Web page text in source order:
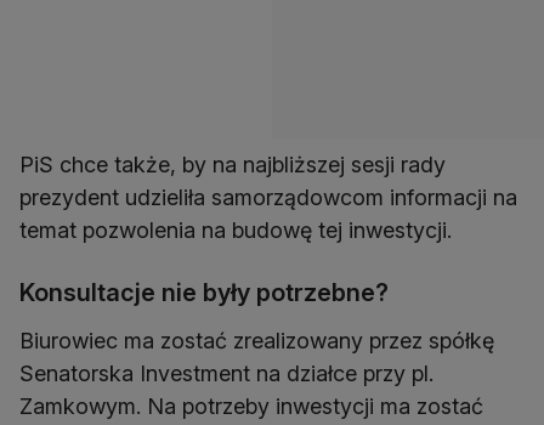
PiS chce także, by na najbliższej sesji rady
prezydent udzieliła samorządowcom informacji na
temat pozwolenia na budowę tej inwestycji.
Konsultacje nie były potrzebne?
Biurowiec ma zostać zrealizowany przez spółkę
Senatorska Investment na działce przy pl.
Zamkowym. Na potrzeby inwestycji ma zostać